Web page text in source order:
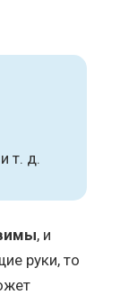
т. д.
, и
руки, то